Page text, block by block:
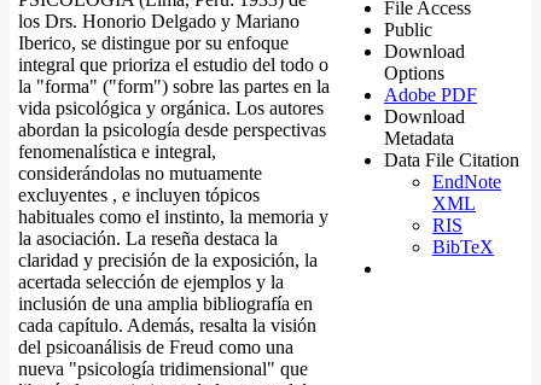
los Drs. Honorio Delgado y Mariano
Iberico, se distingue por su enfoque
integral que prioriza el estudio del todo o
la "forma" ("form") sobre las partes en la
vida psicológica y orgánica. Los autores
abordan la psicología desde perspectivas
fenomenalística e integral,
considerándolas no mutuamente
excluyentes , e incluyen tópicos
habituales como el instinto, la memoria y
la asociación. La reseña destaca la
claridad y precisión de la exposición, la
acertada selección de ejemplos y la
inclusión de una amplia bibliografía en
cada capítulo. Además, resalta la visión
del psicoanálisis de Freud como una
nueva "psicología tridimensional" que
File Access
Public
Download
Options
Adobe PDF
Download
Metadata
Data File Citation
EndNote
XML
RIS
BibTeX